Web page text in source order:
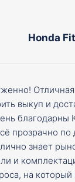
Honda Fit
выкуп и
благодарны
прозрачно по
знает
и
на который